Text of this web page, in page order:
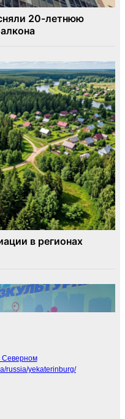
Северном
russia/yekaterinburg/